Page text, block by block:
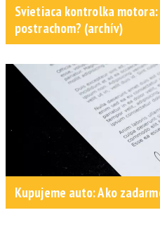
Svietiaca kontrolka
postrachom? (archív)
Kupujeme auto: Ako